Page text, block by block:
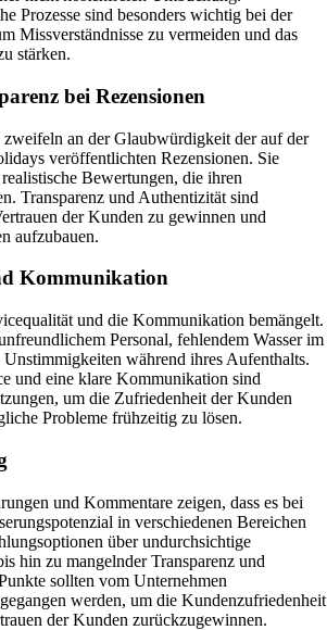
Prozesse sind besonders wichtig bei der
Missverständnisse zu vermeiden und das
stärken.
bei Rezensionen
an der Glaubwürdigkeit der auf der
veröffentlichten Rezensionen. Sie
Bewertungen, die ihren
Transparenz und Authentizität sind
der Kunden zu gewinnen und
aufzubauen.
Kommunikation
und die Kommunikation bemängelt.
Personal, fehlendem Wasser im
während ihres Aufenthalts.
und eine klare Kommunikation sind
um die Zufriedenheit der Kunden
Probleme frühzeitig zu lösen.
und Kommentare zeigen, dass es bei
in verschiedenen Bereichen
über undurchsichtige
hin zu mangelnder Transparenz und
sollten vom Unternehmen
werden, um die Kundenzufriedenheit
der Kunden zurückzugewinnen.